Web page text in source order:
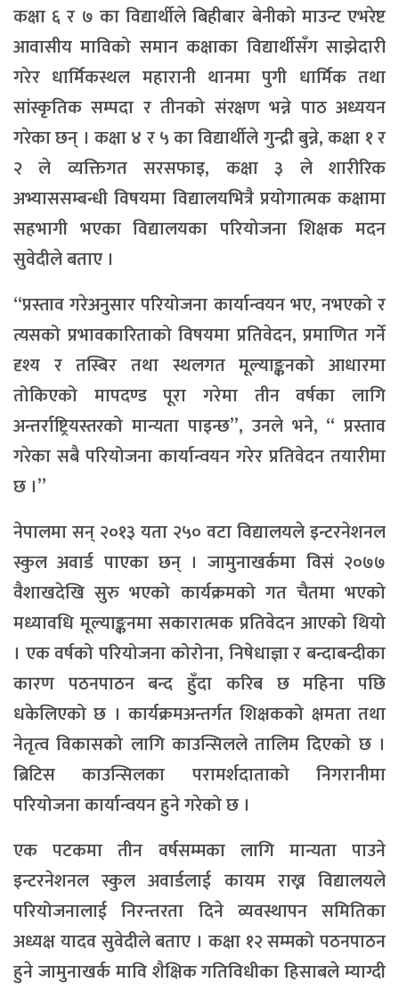
कक्षा ६ र ७ का विद्यार्थीले बिहीबार बेनीको माउन्ट एभरेष्ट
आवासीय माविको समान कक्षाका विद्यार्थीसँग साझेदारी
गरेर धार्मिकस्थल महारानी थानमा पुगी धार्मिक तथा
सांस्कृतिक सम्पदा र तीनको संरक्षण भन्ने पाठ अध्ययन
गरेका छन् । कक्षा ४ र ५ का विद्यार्थीले गुन्द्री बुन्ने, कक्षा १ र
२ ले व्यक्तिगत सरसफाइ, कक्षा ३ ले शारीरिक
अभ्याससम्बन्धी विषयमा विद्यालयभित्रै प्रयोगात्मक कक्षामा
सहभागी भएका विद्यालयका परियोजना शिक्षक मदन
सुवेदीले बताए ।
“प्रस्ताव गरेअनुसार परियोजना कार्यान्वयन भए, नभएको र
त्यसको प्रभावकारिताको विषयमा प्रतिवेदन, प्रमाणित गर्ने
दृश्य र तस्बिर तथा स्थलगत मूल्याङ्कनको आधारमा
तोकिएको मापदण्ड पूरा गरेमा तीन वर्षका लागि
अन्तर्राष्ट्रियस्तरको मान्यता पाइन्छ”, उनले भने, “ प्रस्ताव
गरेका सबै परियोजना कार्यान्वयन गरेर प्रतिवेदन तयारीमा
छ ।”
नेपालमा सन् २०१३ यता २५० वटा विद्यालयले इन्टरनेशनल
स्कुल अवार्ड पाएका छन् । जामुनाखर्कमा विसं २०७७
वैशाखदेखि सुरु भएको कार्यक्रमको गत चैतमा भएको
मध्यावधि मूल्याङ्कनमा सकारात्मक प्रतिवेदन आएको थियो
। एक वर्षको परियोजना कोरोना, निषेधाज्ञा र बन्दाबन्दीका
कारण पठनपाठन बन्द हुँदा करिब छ महिना पछि
धकेलिएको छ । कार्यक्रमअन्तर्गत शिक्षकको क्षमता तथा
नेतृत्व विकासको लागि काउन्सिलले तालिम दिएको छ ।
ब्रिटिस काउन्सिलका परामर्शदाताको निगरानीमा
परियोजना कार्यान्वयन हुने गरेको छ ।
एक पटकमा तीन वर्षसम्मका लागि मान्यता पाउने
इन्टरनेशनल स्कुल अवार्डलाई कायम राख्न विद्यालयले
परियोजनालाई निरन्तरता दिने व्यवस्थापन समितिका
अध्यक्ष यादव सुवेदीले बताए । कक्षा १२ सम्मको पठनपाठन
हुने जामुनाखर्क मावि शैक्षिक गतिविधीका हिसाबले म्याग्दी